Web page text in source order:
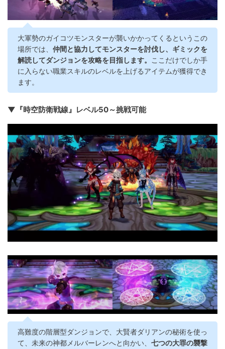
大軍勢のガイコツモンスターが襲いかかってくるというこの
場所では、 仲間と協力してモンスターを討伐し、ギミックを
解読してダンジョンを攻略を目指します。
ここだけでしか手
に入らない職業スキルのレベルを上げるアイテムが獲得でき
ます。
▼『時空防衛戦線』レベル50～挑戦可能
高難度の階層型ダンジョンで、大賢者ダリアンの秘術を使っ
て、未来の神都メルバーレンへと向かい、 七つの大罪の襲撃